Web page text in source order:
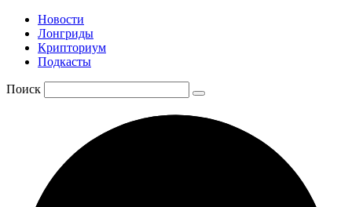
Новости
Лонгриды
Крипториум
Подкасты
Поиск